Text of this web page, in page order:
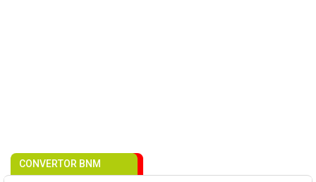
CONVERTOR BNM